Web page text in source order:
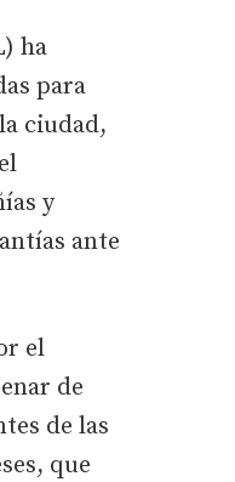
ha
para
ciudad,
y
ante
el
de
de las
que